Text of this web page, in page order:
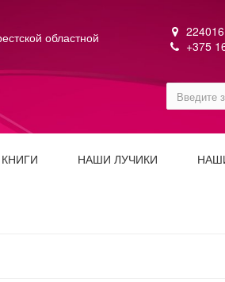
областной
+375
НАШИ ЛУЧИКИ